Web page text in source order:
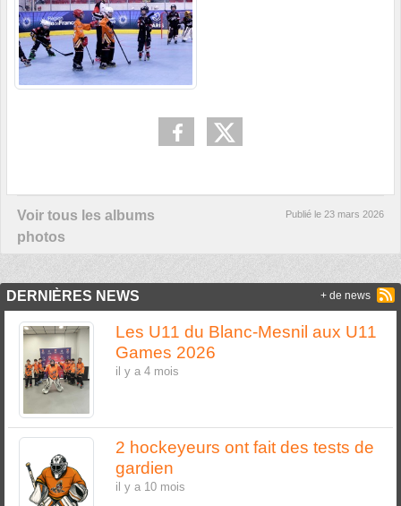
Voir tous les albums
photos
Publié le 23 mars 2026
DERNIÈRES NEWS
Les U11 du Blanc-Mesnil aux U11
Games 2026
il y a 4 mois
2 hockeyeurs ont fait des tests de
gardien
il y a 10 mois
+ de news